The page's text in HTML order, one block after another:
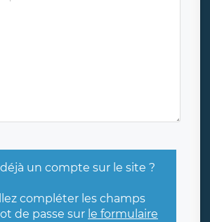
un compte sur le site ?
compléter les champs
de passe sur le formulaire